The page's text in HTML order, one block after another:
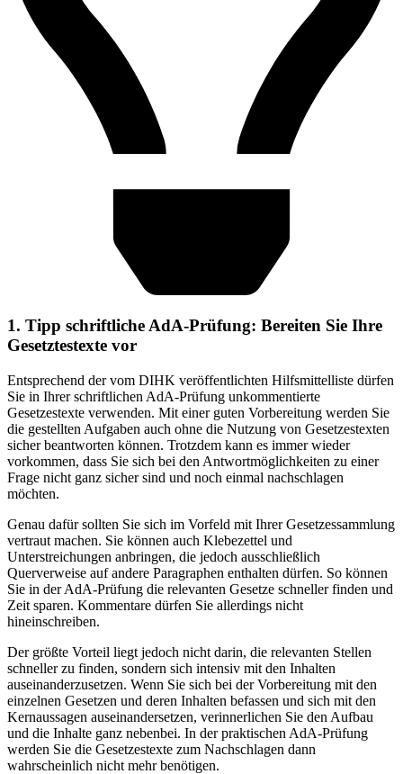
1. Tipp schriftliche AdA-Prüfung: Bereiten Sie Ihre
Gesetztestexte vor
Entsprechend der vom DIHK veröffentlichten Hilfsmittelliste dürfen
Sie in Ihrer schriftlichen AdA-Prüfung unkommentierte
Gesetzestexte verwenden. Mit einer guten Vorbereitung werden Sie
die gestellten Aufgaben auch ohne die Nutzung von Gesetzestexten
sicher beantworten können. Trotzdem kann es immer wieder
vorkommen, dass Sie sich bei den Antwortmöglichkeiten zu einer
Frage nicht ganz sicher sind und noch einmal nachschlagen
möchten.
Genau dafür sollten Sie sich im Vorfeld mit Ihrer Gesetzessammlung
vertraut machen. Sie können auch Klebezettel und
Unterstreichungen anbringen, die jedoch ausschließlich
Querverweise auf andere Paragraphen enthalten dürfen. So können
Sie in der AdA-Prüfung die relevanten Gesetze schneller finden und
Zeit sparen. Kommentare dürfen Sie allerdings nicht
hineinschreiben.
Der größte Vorteil liegt jedoch nicht darin, die relevanten Stellen
schneller zu finden, sondern sich intensiv mit den Inhalten
auseinanderzusetzen. Wenn Sie sich bei der Vorbereitung mit den
einzelnen Gesetzen und deren Inhalten befassen und sich mit den
Kernaussagen auseinandersetzen, verinnerlichen Sie den Aufbau
und die Inhalte ganz nebenbei. In der praktischen AdA-Prüfung
werden Sie die Gesetzestexte zum Nachschlagen dann
wahrscheinlich nicht mehr benötigen.